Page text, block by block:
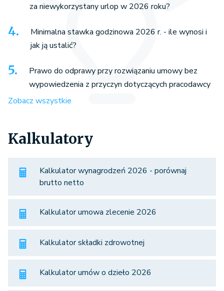
za niewykorzystany urlop w 2026 roku?
Minimalna stawka godzinowa 2026 r. - ile wynosi i
jak ją ustalić?
Prawo do odprawy przy rozwiązaniu umowy bez
wypowiedzenia z przyczyn dotyczących pracodawcy
Zobacz wszystkie
Kalkulatory
Kalkulator wynagrodzeń 2026 - porównaj
brutto netto
Kalkulator umowa zlecenie 2026
Kalkulator składki zdrowotnej
Kalkulator umów o dzieło 2026